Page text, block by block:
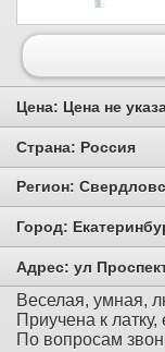
Цена: Цена не
Страна: Россия
Регион:
Город:
Адрес: ул
Веселая, умная,
Приучена к латку,
По вопросам